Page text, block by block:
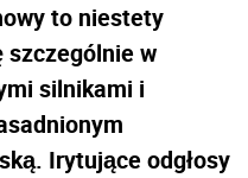
to niestety
szczególnie w
silnikami i
Irytujące odgłosy